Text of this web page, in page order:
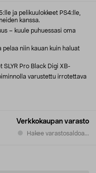
Verkkokaupan varasto
Hakee varastosaldoa...
ja pelikuulokkeet PS4:lle,
kanssa.
– kuule puhuessasi oma
pelaa niin kauan kuin haluat
Pro Black Digi XB-
varustettu irrotettava